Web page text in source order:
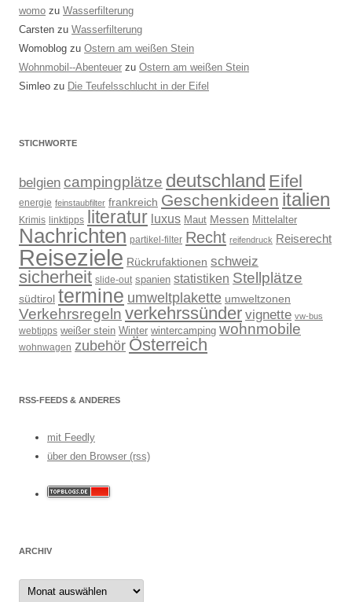
womo zu Wasserfilterung
Carsten zu Wasserfilterung
Womoblog zu Ostern am weißen Stein
Wohnmobil--Abenteuer zu Ostern am weißen Stein
Simleo zu Die Teufelsschlucht in der Eifel
STICHWORTE
belgien campingplätze deutschland Eifel
energie feinstaubfilter frankreich Geschenkideen italien
Krimis linktipps literatur luxus Maut Messen Mittelalter
Nachrichten partikel-filter Recht reifendruck Reiserecht
Reiseziele Rückrufaktionen schweiz
sicherheit slide-out spanien statistiken Stellplätze
südtirol termine umweltplakette umweltzonen
Verkehrsregeln verkehrssünder vignette vw-bus
webtipps weißer stein Winter wintercamping wohnmobile
wohnwagen zubehör Österreich
RSS-FEEDS & ANDERES
mit Feedly
über den Browser (rss)
ARCHIV
Archiv